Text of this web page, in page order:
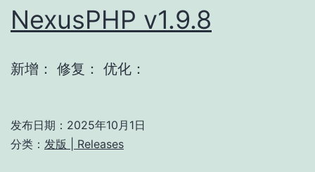
NexusPHP v1.9.8
新增： 修复： 优化：
发布日期： 2025年10月1日
分类： 发版 | Releases